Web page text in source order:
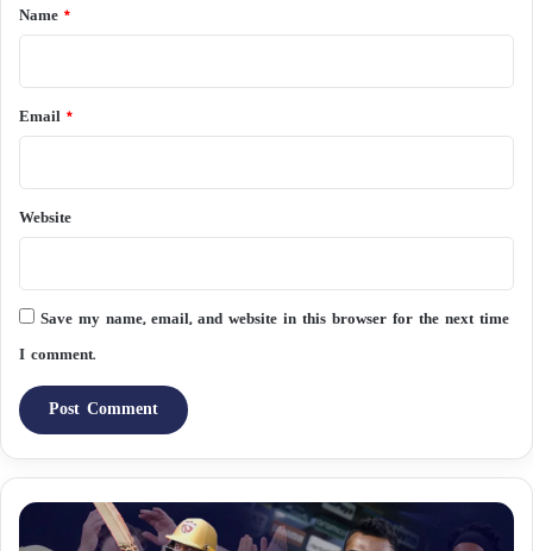
*Name *
Email *
Website
Save my name, email, and website in this browser for the next time
I comment.